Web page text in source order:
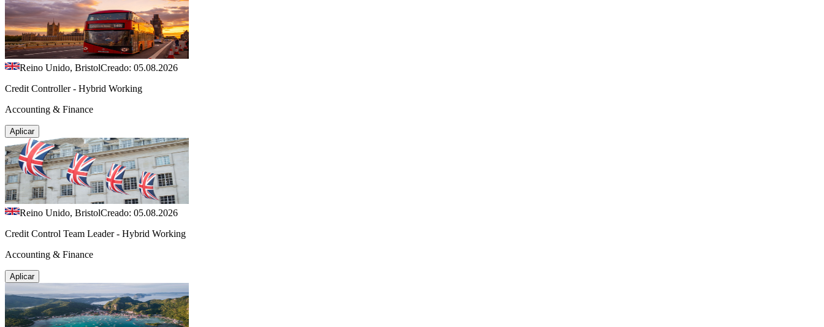
Reino Unido, BristolCreado: 05.08.2026
Credit Controller - Hybrid Working
Accounting & Finance
Aplicar
Reino Unido, BristolCreado: 05.08.2026
Credit Control Team Leader - Hybrid Working
Accounting & Finance
Aplicar